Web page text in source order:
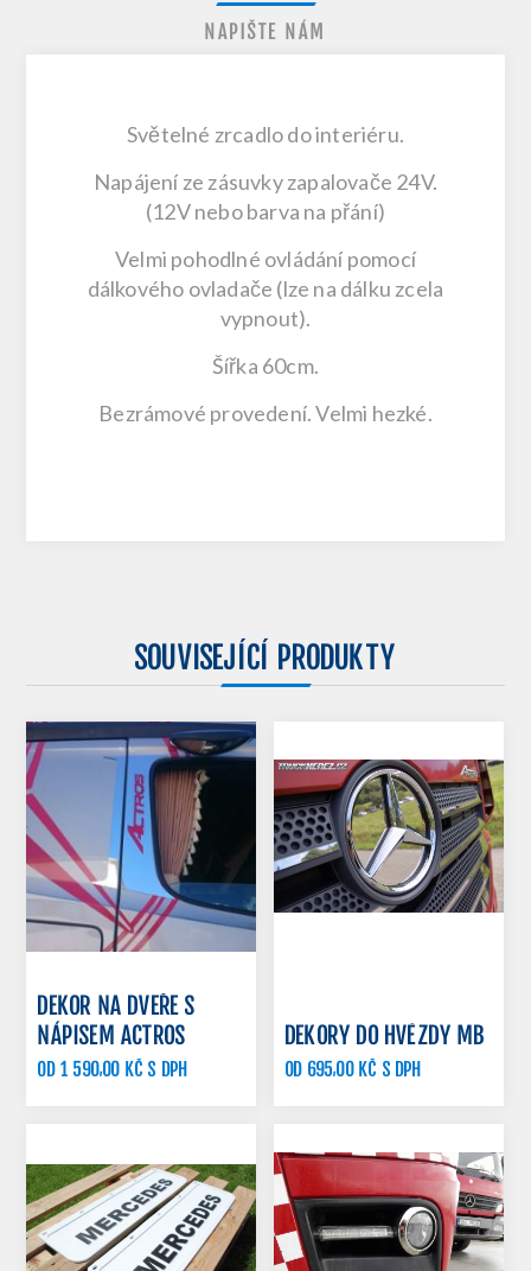
NAPIŠTE NÁM
Světelné zrcadlo do interiéru.
Napájení ze zásuvky zapalovače 24V.
(12V nebo barva na přání)
Velmi pohodlné ovládání pomocí
dálkového ovladače (lze na dálku zcela
vypnout).
Šířka 60cm.
Bezrámové provedení. Velmi hezké.
SOUVISEJÍCÍ PRODUKTY
DEKOR NA DVEŘE S
NÁPISEM ACTROS
OD 1 590,00 KČ S DPH
DEKORY DO HVĚZDY MB
OD 695,00 KČ S DPH